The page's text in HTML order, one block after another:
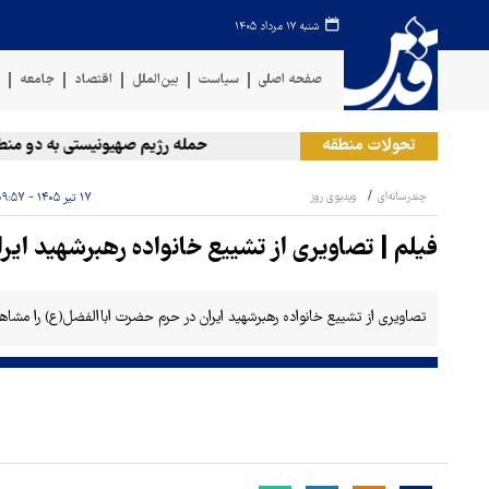
شنبه ۱۷ مرداد ۱۴۰۵
صفحه اصلی سیاست بین‌الملل اقتصاد جامعه
تحولات منطقه حمله رژیم صهیونیستی به دو
چندرسانه‌ای ویدیوی روز ۱۷ تیر ۱۴۰۵ - ۰۹:۵۷
فیلم | تصاویری از تشییع خانواده رهبرشهید
تصاویری از تشییع خانواده رهبرشهید ایران در حرم حضرت اباالفضل(ع) را